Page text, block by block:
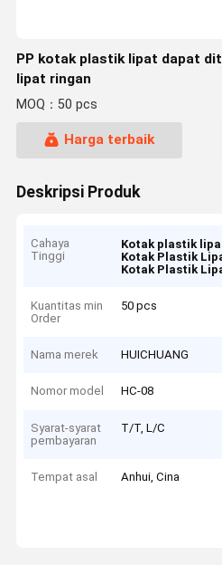
PP kotak plastik lipat dapat
lipat ringan
MOQ：50 pcs
Harga terbaik
Deskripsi Produk
Cahaya
Tinggi
Kotak plastik
Kotak Plastik
Kotak Plastik
Kuantitas min
Order
50 pcs
Nama merek HUICHUANG
Nomor model HC-08
Syarat-syarat
pembayaran
T/T, L/C
Tempat asal Anhui, Cina